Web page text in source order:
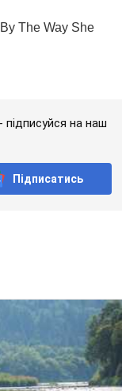
на наш
Підписатись